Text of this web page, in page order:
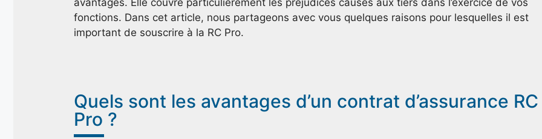
avantages. Elle couvre particulièrement les préjudices causés aux tiers dans l’exercice de vos
fonctions. Dans cet article, nous partageons avec vous quelques raisons pour lesquelles il est
important de souscrire à la RC Pro.
Quels sont les avantages d’un contrat d’assurance RC
Pro ?